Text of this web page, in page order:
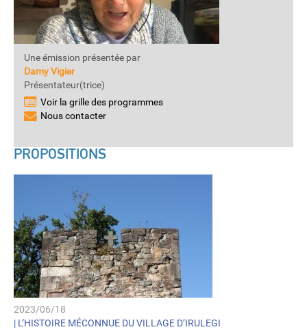
Une émission présentée par
Damy Vigier
Présentateur(trice)
Voir la grille des programmes
Nous contacter
PROPOSITIONS
2023/06/18
| L’HISTOIRE MÉCONNUE DU VILLAGE D’IRULEGI